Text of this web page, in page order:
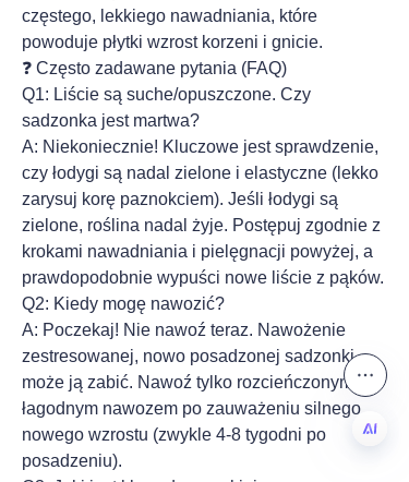
częstego, lekkiego nawadniania, które
powoduje płytki wzrost korzeni i gnicie.
❓ Często zadawane pytania (FAQ)
Q1: Liście są suche/opuszczone. Czy
sadzonka jest martwa?
A: Niekoniecznie! Kluczowe jest sprawdzenie,
czy łodygi są nadal zielone i elastyczne (lekko
zarysuj korę paznokciem). Jeśli łodygi są
zielone, roślina nadal żyje. Postępuj zgodnie z
krokami nawadniania i pielęgnacji powyżej, a
prawdopodobnie wypuści nowe liście z pąków.
Q2: Kiedy mogę nawozić?
A: Poczekaj! Nie nawoź teraz. Nawożenie
zestresowanej, nowo posadzonej sadzonki
może ją zabić. Nawoź tylko rozcieńczonym,
łagodnym nawozem po zauważeniu silnego
nowego wzrostu (zwykle 4-8 tygodni po
posadzeniu).